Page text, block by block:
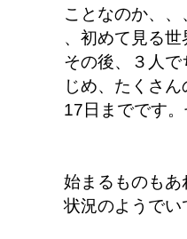
ことなのか、、
、初めて見る
その後、３人
じめ、たくさ
17日までです。
始まるものもあ
状況のようで